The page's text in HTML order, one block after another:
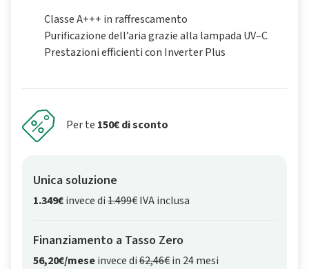
Classe A+++ in raffrescamento
Purificazione dell’aria grazie alla lampada UV–C
Prestazioni efficienti con Inverter Plus
Per te 150€ di sconto
Unica soluzione
1.349€invece di1.499€IVA inclusa
Finanziamento a Tasso Zero
56,20€/meseinvece di62,46€in 24 mesi